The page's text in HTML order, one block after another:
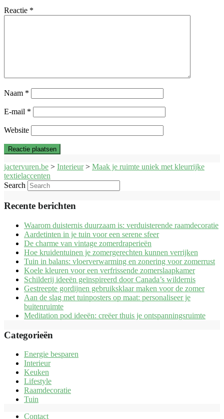
Reactie *
Naam *
E-mail *
Website
jactervuren.be > Interieur> Maak je ruimte uniek met kleurrijke
textielaccenten
Search
Recente berichten
Waarom duisternis duurzaam is: verduisterende raamdecoratie
Aardetinten in je tuin voor een serene sfeer
De charme van vintage zomerdraperieën
Hoe kruidentuinen je zomergerechten kunnen verrijken
Tuin in balans: vloerverwarming en zonering voor zomerrust
Koele kleuren voor een verfrissende zomerslaapkamer
Schilderij ideeën geïnspireerd door Canada’s wildernis
Gestreepte gordijnen gebruiksklaar maken voor de zomer
Aan de slag met tuinposters op maat: personaliseer je
buitenruimte
Meditation pod ideeën: creëer thuis je ontspanningsruimte
Categorieën
Energie besparen
Interieur
Keuken
Lifestyle
Raamdecoratie
Tuin
Contact